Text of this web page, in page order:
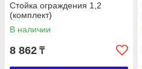
Стойка ограждения 1,2
(комплект)
В наличии
8 862 ₸